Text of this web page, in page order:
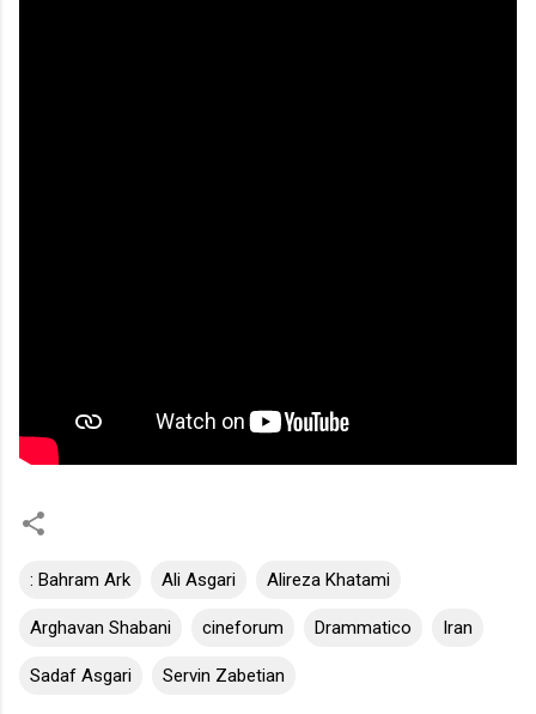
: Bahram Ark Ali Asgari Alireza Khatami
Arghavan Shabani cineforum Drammatico Iran
Sadaf Asgari Servin Zabetian